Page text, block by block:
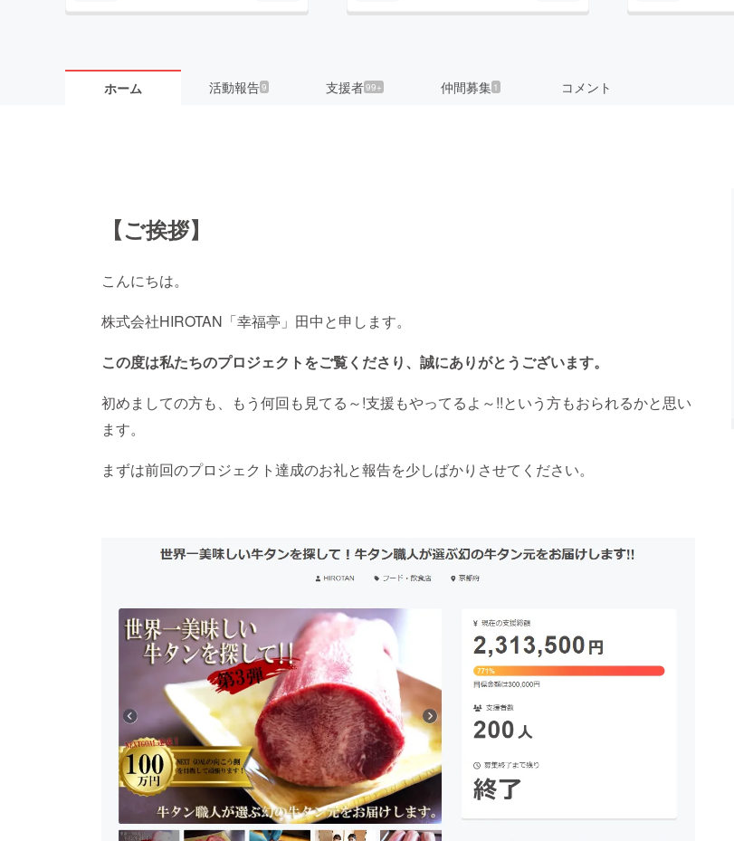
ホーム 活動報告9 支援者99+ 仲間募集 1 コメント
【ご挨拶】
こんにちは。
株式会社HIROTAN「幸福亭」田中と申します。
この度は私たちのプロジェクトをご覧くださり、誠にありがとうございます。
初めましての方も、もう何回も見てる～!支援もやってるよ～!!という方もおられるかと思い
ます。
まずは前回のプロジェクト達成のお礼と報告を少しばかりさせてください。